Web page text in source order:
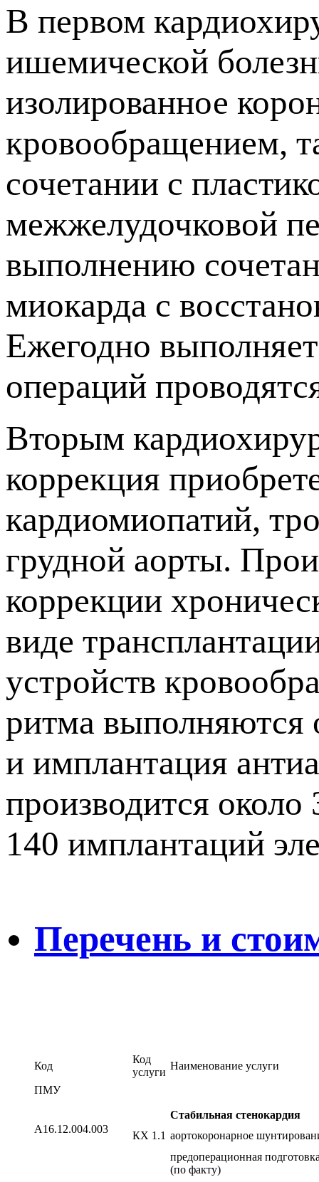
В первом
ишемической
изолированное
кровообращением,
сочетании с
межжелудочковой
выполнению
миокарда с
Ежегодно
операций
Вторым
коррекция
кардиомиопатий,
грудной аорты.
коррекции
виде
устройств
ритма выполняются
и имплантация
производится
140 имплантаций
Перечень и
Код
ПМУ
Код
услуги
Наименование услуги
Стабильная стенокардия
А16.12.004.003
КХ 1.1 аортокоронарное
предоперационная
(по факту)